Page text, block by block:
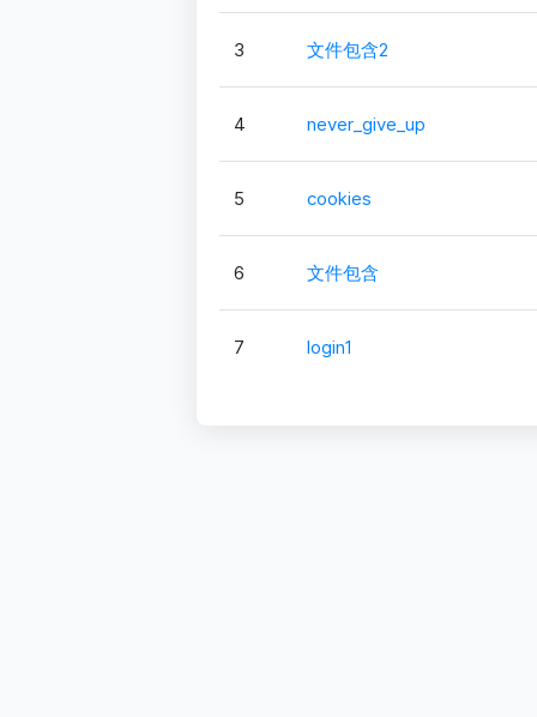
3 文件包含2
4 never_give_up
5 cookies
6 文件包含
7 login1